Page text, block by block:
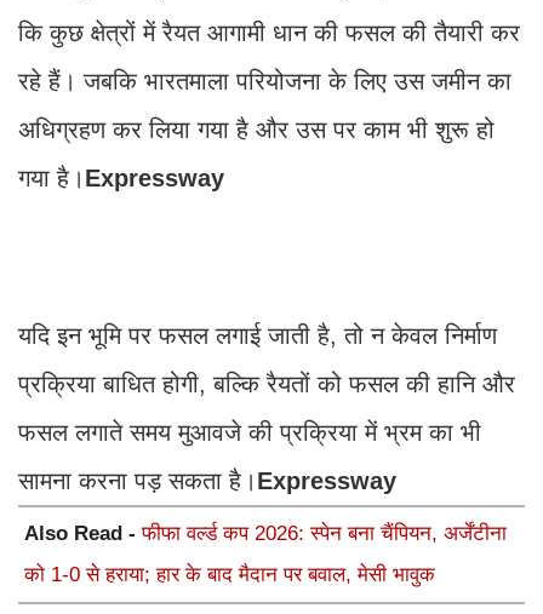
कि कुछ क्षेत्रों में रैयत आगामी धान की फसल की तैयारी कर
रहे हैं। जबकि भारतमाला परियोजना के लिए उस जमीन का
अधिग्रहण कर लिया गया है और उस पर काम भी शुरू हो
गया है। Expressway
यदि इन भूमि पर फसल लगाई जाती है, तो न केवल निर्माण
प्रक्रिया बाधित होगी, बल्कि रैयतों को फसल की हानि और
फसल लगाते समय मुआवजे की प्रक्रिया में भ्रम का भी
सामना करना पड़ सकता है। Expressway
Also Read -फीफा वर्ल्ड कप 2026: स्पेन बना चैंपियन, अर्जेंटीना
को 1-0 से हराया; हार के बाद मैदान पर बवाल, मेसी भावुक